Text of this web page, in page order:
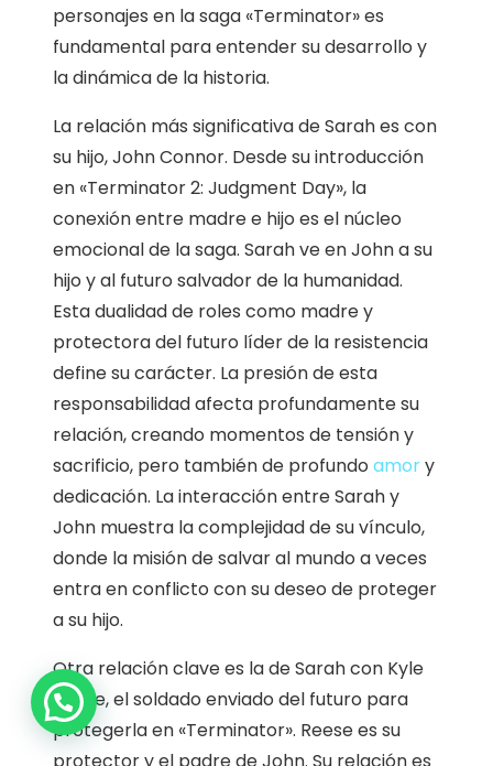
personajes en la saga «Terminator» es
fundamental para entender su desarrollo y
la dinámica de la historia.
La relación más significativa de Sarah es con
su hijo, John Connor. Desde su introducción
en «Terminator 2: Judgment Day», la
conexión entre madre e hijo es el núcleo
emocional de la saga. Sarah ve en John a su
hijo y al futuro salvador de la humanidad.
Esta dualidad de roles como madre y
protectora del futuro líder de la resistencia
define su carácter. La presión de esta
responsabilidad afecta profundamente su
relación, creando momentos de tensión y
sacrificio, pero también de profundo amory
dedicación. La interacción entre Sarah y
John muestra la complejidad de su vínculo,
donde la misión de salvar al mundo a veces
entra en conflicto con su deseo de proteger
a su hijo.
Otra relación clave es la de Sarah con Kyle
Reese, el soldado enviado del futuro para
protegerla en «Terminator». Reese es su
1